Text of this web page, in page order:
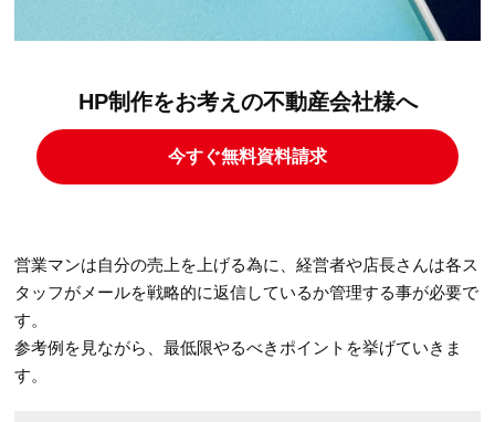
HP制作をお考えの不動産会社様へ
今すぐ無料資料請求
営業マンは自分の売上を上げる為に、経営者や店長さんは各ス
タッフがメールを戦略的に返信しているか管理する事が必要で
す。
参考例を見ながら、最低限やるべきポイントを挙げていきま
す。